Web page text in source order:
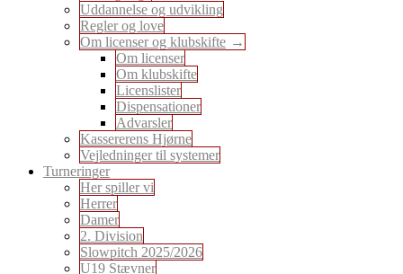
Uddannelse og udvikling
Regler og love
Om licenser og klubskifte
Om licenser
Om klubskifte
Licenslister
Dispensationer
Advarsler
Kassererens Hjørne
Vejledninger til systemer
Turneringer
Her spiller vi
Herrer
Damer
2. Division
Slowpitch 2025/2026
U19 Stævner